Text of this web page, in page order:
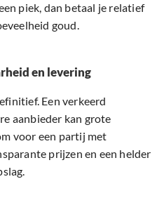
piek, dan betaal je relatief
goud.
en levering
Een verkeerd
aanbieder kan grote
voor een partij met
prijzen en een helder